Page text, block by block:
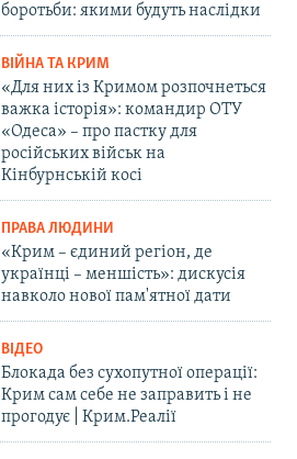
боротьби: якими будуть наслідки
ВІЙНА ТА КРИМ
«Для них із Кримом розпочнеться
важка історія»: командир ОТУ
«Одеса» – про пастку для
російських військ на
Кінбурнській косі
ПРАВА ЛЮДИНИ
«Крим – єдиний регіон, де
українці – меншість»: дискусія
навколо нової пам'ятної дати
ВІДЕО
Блокада без сухопутної операції:
Крим сам себе не заправить і не
прогодує | Крим.Реалії